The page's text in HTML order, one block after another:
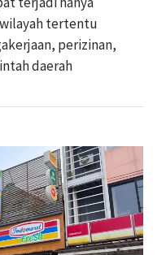
tertentu
perizinan,
daerah